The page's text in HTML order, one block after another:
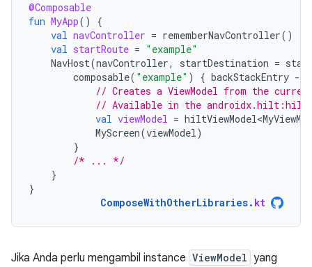
@Composable
fun MyApp()
{
val navController = rememberNavController()
val startRoute = "example"
NavHost(navController, startDestination =
composable( "example" ) { backStackEntry -
// Creates a ViewModel from the
// Available in the androidx.hilt:hilt-
val viewModel =
MyScreen(viewModel)
}
/* ... */
}
}
ComposeWithOtherLibraries. kt
Jika Anda perlu mengambil instance ViewModel yang